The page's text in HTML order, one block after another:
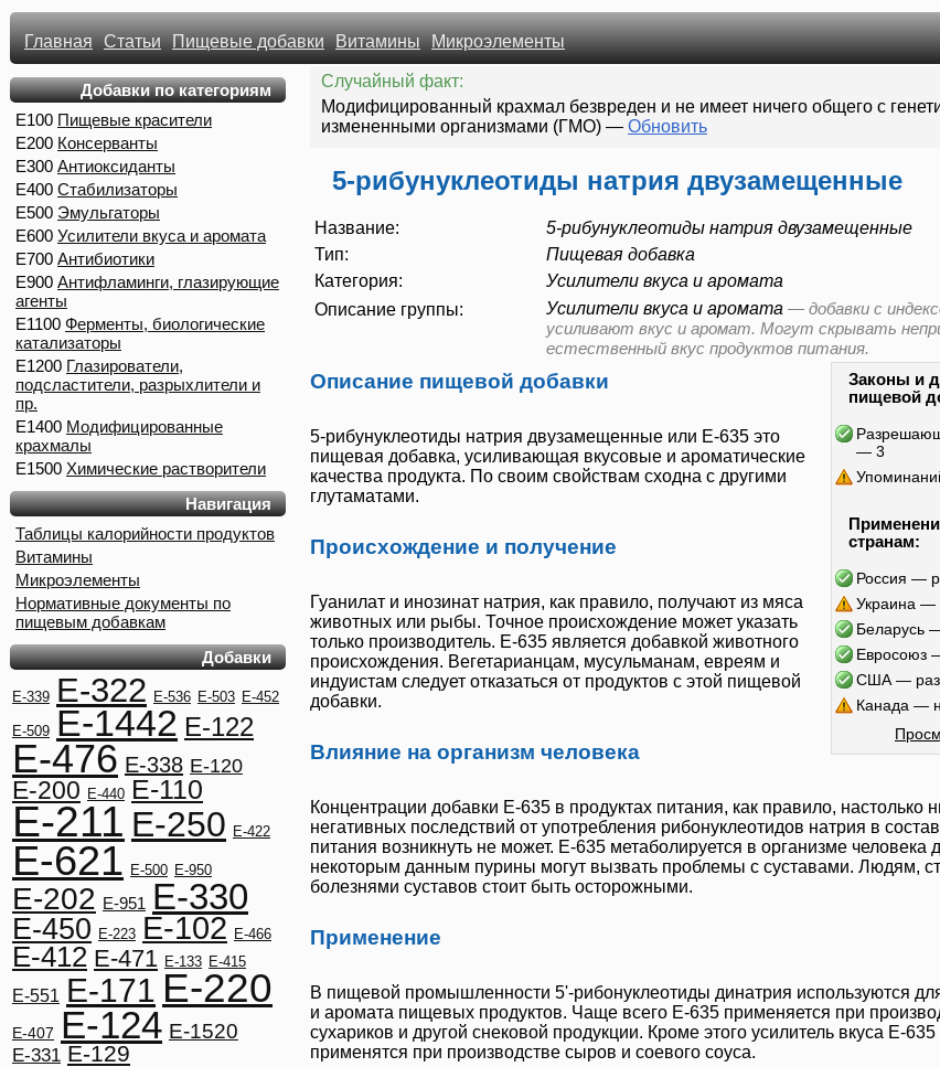
Главная Статьи Пищевые добавки Витамины Микроэлементы
Добавки по категориям
E100 Пищевые красители
E200 Консерванты
E300 Антиоксиданты
E400 Стабилизаторы
E500 Эмульгаторы
E600 Усилители вкуса и аромата
E700 Антибиотики
E900 Антифламинги, глазирующие
агенты
E1100 Ферменты, биологические
катализаторы
E1200 Глазирователи,
подсластители, разрыхлители и
пр.
E1400 Модифицированные
крахмалы
E1500 Химические растворители
Навигация
Таблицы калорийности продуктов
Витамины
Микроэлементы
Нормативные документы по
пищевым добавкам
Добавки
E-339 E-322 E-536 E-503 E-452
E-509 E-1442 E-122
E-476 E-338 E-120
E-200 E-440 E-110
E-211 E-250 E-422
E-621 E-500 E-950
E-202 E-951 E-330
E-450 E-223 E-102 E-466
E-412 E-471 E-133 E-415
E-551 E-171 E-220
E-407 E-124 E-1520
E-331 E-129
Случайный факт:
Модифицированный крахмал безвреден и не имеет ничего общего с
измененными организмами (ГМО) — Обновить
5-рибунуклеотиды натрия двузамещенные
Название:
5-рибунуклеотиды натрия двузамещенные
Тип:
Пищевая добавка
Категория:
Усилители вкуса и аромата
Описание группы:
Усилители вкуса и аромата — добавки с
усиливают вкус и аромат. Могут скрывать
естественный вкус продуктов питания.
Законы и
пищевой
— 3
странам:
Россия —
Украина —
Беларусь
Евросоюз
США —
Канада —
Описание пищевой добавки
5-рибунуклеотиды натрия двузамещенные или Е-635 это
пищевая добавка, усиливающая вкусовые и ароматические
качества продукта. По своим свойствам сходна с другими
глутаматами.
Происхождение и получение
Гуанилат и инозинат натрия, как правило, получают из мяса
животных или рыбы. Точное происхождение может указать
только производитель. Е-635 является добавкой животного
происхождения. Вегетарианцам, мусульманам, евреям и
индуистам следует отказаться от продуктов с этой пищевой
добавки.
Влияние на организм человека
Концентрации добавки Е-635 в продуктах питания, как правило, настолько
негативных последствий от употребления рибонуклеотидов натрия в
питания возникнуть не может. Е-635 метаболируется в организме человека
некоторым данным пурины могут вызвать проблемы с суставами. Людям,
болезнями суставов стоит быть осторожными.
Применение
В пищевой промышленности 5'-рибонуклеотиды динатрия используются
и аромата пищевых продуктов. Чаще всего Е-635 применяется при
сухариков и другой снековой продукции. Кроме этого усилитель вкуса Е-635
применятся при производстве сыров и соевого соуса.